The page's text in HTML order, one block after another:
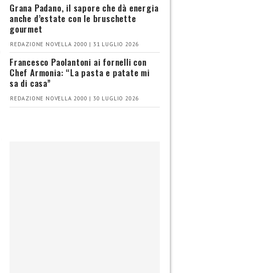
Grana Padano, il sapore che dà energia
anche d’estate con le bruschette
gourmet
REDAZIONE NOVELLA 2000 | 31 LUGLIO 2026
Francesco Paolantoni ai fornelli con
Chef Armonia: “La pasta e patate mi
sa di casa”
REDAZIONE NOVELLA 2000 | 30 LUGLIO 2026